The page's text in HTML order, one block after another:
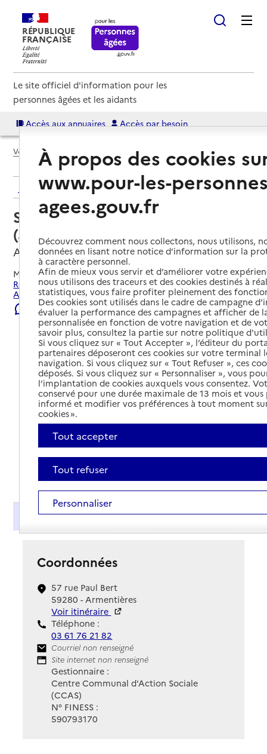
RÉPUBLIQUE
FRANÇAISE
Le site officiel d'information pour les
personnes âgées et les aidants
Accès aux annuaires Accès par besoin
Voir le fil d’Ariane
Retour aux résultats de l'annuaire
Service autonomie à domicile
(aide) – Services du CCAS
Armentières, NORD
Mis à jour le06/08/2026
Rechercher les établissements et services autour de
Armentières.
Signaler une erreur
Présentation
Coordonnées
57 rue Paul Bert
59280 - Armentières
Voir itinéraire
Téléphone :
03 61 76 21 82
Contact
Courriel non renseigné
Site Internet
Site internet non renseigné
Gestionnaire :
Centre Communal d'Action Sociale
(CCAS)
N° FINESS :
590793170
À propos des cookies
www.pour-les-
agees.gouv.fr
Découvrez comment nous collectons, nous utilisons,
données en lisant notre notice d’information sur la
à caractère personnel.
Afin de mieux vous servir et d’améliorer votre
nous utilisons des traceurs et des cookies destinés à
statistiques, vous faire profiter pleinement des
Des cookies sont utilisés dans le cadre de campagne
évaluer la performance des campagnes et afficher de
personnalisée en fonction de votre navigation et de
savoir plus, consultez la partie sur notre politique
Si vous cliquez sur « Tout Accepter », l’éditeur du
partenaires déposeront ces cookies sur votre terminal
navigation. Si vous cliquez sur « Tout Refuser », ces
déposés. Si vous cliquez sur « Personnaliser », vous
l’implantation de cookies auxquels vous consentez.
conservé pour une durée maximale de 13 mois et
informé et modifier vos préférences à tout moment
cookies ».
Tout accepter
Tout refuser
Personnaliser